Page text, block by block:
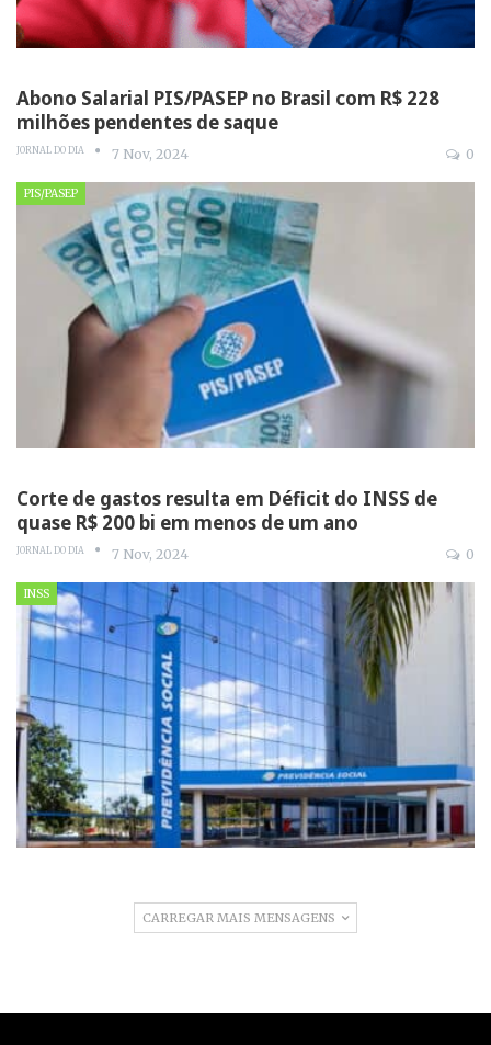
Abono Salarial PIS/PASEP no Brasil com R$ 228
milhões pendentes de saque
JORNAL DO DIA 7 Nov, 2024 0
PIS/PASEP
Corte de gastos resulta em Déficit do INSS de
quase R$ 200 bi em menos de um ano
JORNAL DO DIA 7 Nov, 2024 0
INSS
CARREGAR MAIS MENSAGENS